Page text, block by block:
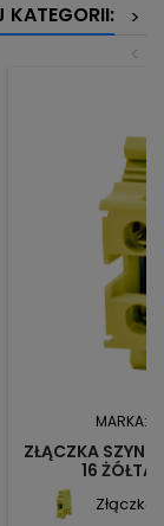
KATEGORII:
>
<
MARKA:
ZŁĄCZKA
16 ŻÓŁTA
Złączka